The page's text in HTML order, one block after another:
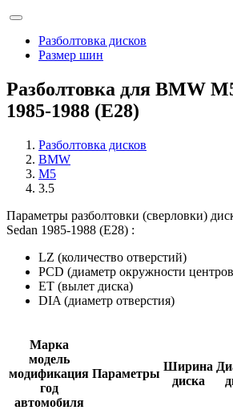
Разболтовка дисков
Размер шин
Разболтовка для BMW
1985-1988 (E28)
Разболтовка дисков
BMW
M5
3.5
Параметры разболтовки (сверловки)
Sedan 1985-1988 (E28) :
LZ (количество отверстий)
PCD (диаметр окружности
ET (вылет диска)
DIA (диаметр отверстия)
Марка
модель
модификация
год
автомобиля
Параметры
Ширина
диска